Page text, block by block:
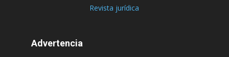
Revista jurídica
Advertencia